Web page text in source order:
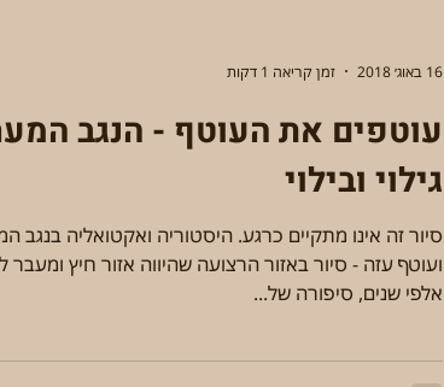
עוטפים את העוטף - הנגב
גילוי ובילוי
סיור זה אינו מתקיים כרגע. היסטוריה ואקטואליה בנגב
ועוטף עזה - סיור באזור הרצועה שהיווה אזור חיץ ומעבר
אלפי שנים, סיפורה של...
16 באוג׳ 2018 זמן קריאה 1 דקות